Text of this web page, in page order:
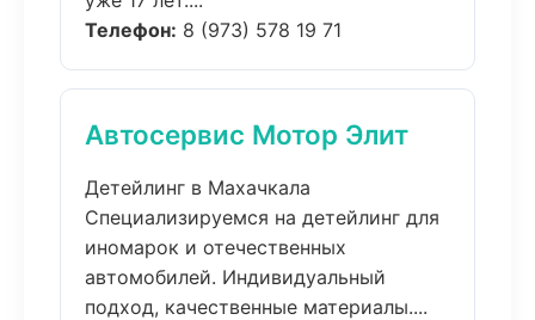
Телефон: 8 (973) 578 19 71
Автосервис Мотор Элит
Детейлинг в Махачкала
Специализируемся на детейлинг для
иномарок и отечественных
автомобилей. Индивидуальный
подход, качественные материалы....